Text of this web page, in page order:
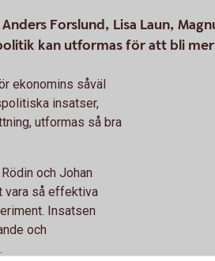
Forslund, Lisa Laun,
kan utformas för att bli
ekonomins såväl
insatser,
utformas så bra
och Johan
vara så effektiva
Insatsen
och